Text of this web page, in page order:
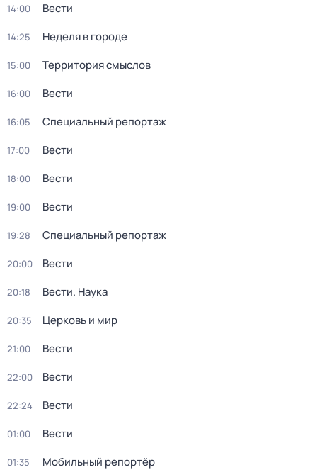
14:00 Вести
14:25 Неделя в городе
15:00 Территория смыслов
16:00 Вести
16:05 Специальный репортаж
17:00 Вести
18:00 Вести
19:00 Вести
19:28 Специальный репортаж
20:00 Вести
20:18 Вести. Наука
20:35 Церковь и мир
21:00 Вести
22:00 Вести
22:24 Вести
01:00 Вести
01:35 Мобильный репортёр